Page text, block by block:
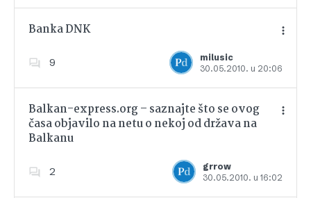
Banka DNK
9
milusic
30.05.2010. u 20:06
Dodajte u favorite
Balkan-express.org – saznajte što se ovog
časa objavilo na netu o nekoj od država na
Balkanu
2
grrow
30.05.2010. u 16:02